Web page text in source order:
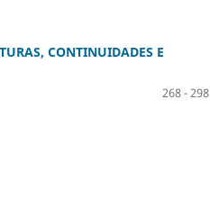
CONTINUIDADES E
268 - 298